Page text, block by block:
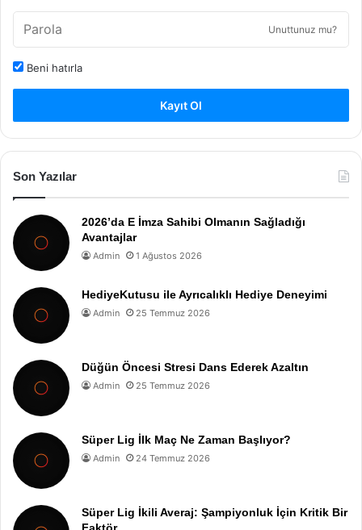
Unuttunuz mu?
Beni hatırla
Kayıt Ol
Son Yazılar
2026’da E İmza Sahibi Olmanın Sağladığı
Avantajlar
Admin 1 Ağustos 2026
HediyeKutusu ile Ayrıcalıklı Hediye Deneyimi
Admin 25 Temmuz 2026
Düğün Öncesi Stresi Dans Ederek Azaltın
Admin 25 Temmuz 2026
Süper Lig İlk Maç Ne Zaman Başlıyor?
Admin 24 Temmuz 2026
Süper Lig İkili Averaj: Şampiyonluk İçin Kritik Bir